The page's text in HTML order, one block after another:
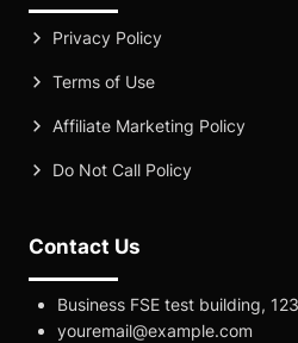
Privacy Policy
Terms of Use
Affiliate Marketing Policy
Do Not Call Policy
Contact Us
Business FSE test building,
youremail@example.com